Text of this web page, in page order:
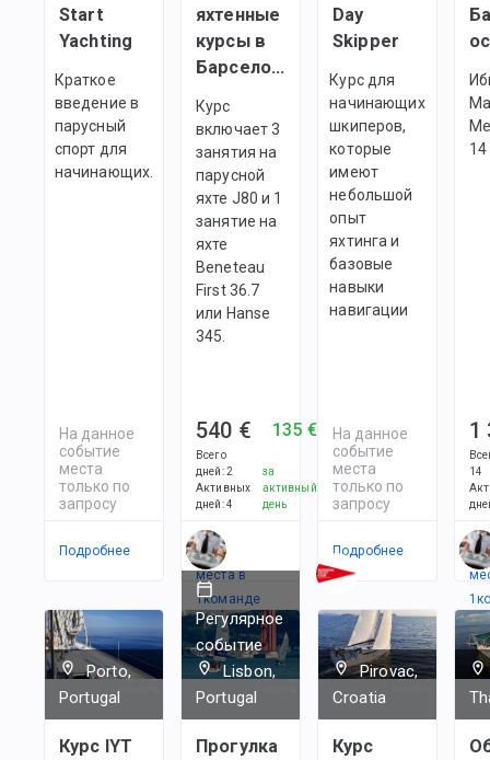
Start
Yachting
Краткое
введение в
парусный
спорт для
начинающих.
На данное
событие
места
только по
запросу
Подробнее
яхтенные
курсы в
Барселоне
Курс
включает 3
занятия на
парусной
яхте J80 и 1
занятие на
яхте
Beneteau
First 36.7
или Hanse
345.
540 €
Всего
дней:2
Активных
дней:4
135 €
за
активный
день
Есть
места в
1командe
Day
Skipper
Курс для
начинающих
шкиперов,
которые
имеют
небольшой
опыт
яхтинга и
базовые
навыки
навигации
На данное
событие
места
только по
запросу
Подробнее
1
14
1
Porto,
Portugal
Курс IYT
Регулярное
событие
Lisbon,
Portugal
Прогулка
Pirovac,
Croatia
Курс